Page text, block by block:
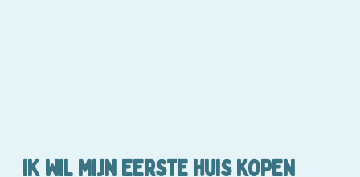
IK WIL MIJN EERSTE HUIS KOPEN